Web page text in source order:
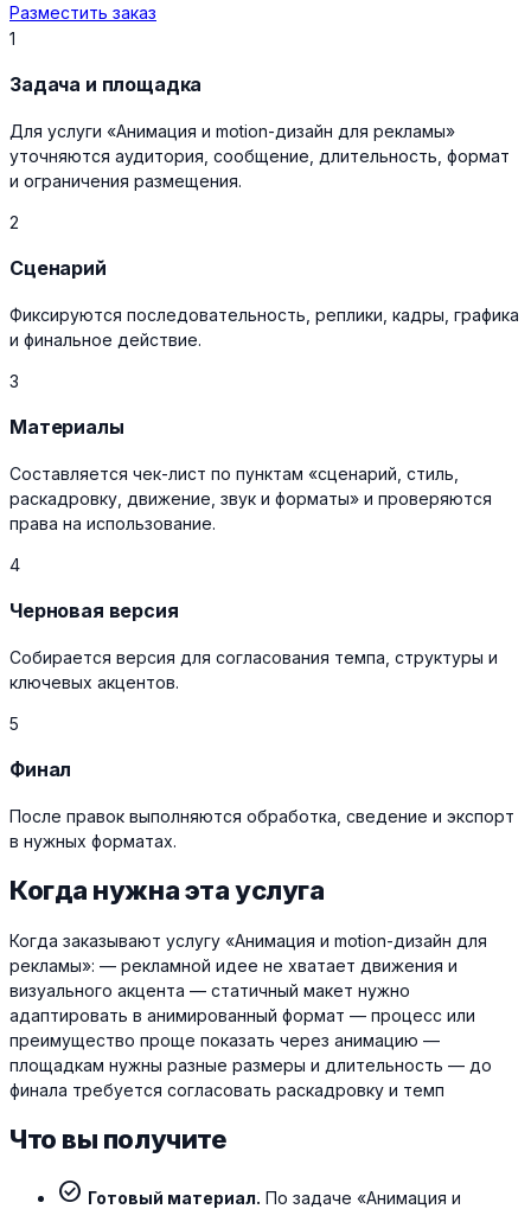
Разместить заказ
1
Задача и площадка
Для услуги «Анимация и motion-дизайн для рекламы»
уточняются аудитория, сообщение, длительность, формат
и ограничения размещения.
2
Сценарий
Фиксируются последовательность, реплики, кадры, графика
и финальное действие.
3
Материалы
Составляется чек-лист по пунктам «сценарий, стиль,
раскадровку, движение, звук и форматы» и проверяются
права на использование.
4
Черновая версия
Собирается версия для согласования темпа, структуры и
ключевых акцентов.
5
Финал
После правок выполняются обработка, сведение и экспорт
в нужных форматах.
Когда нужна эта услуга
Когда заказывают услугу «Анимация и motion-дизайн для
рекламы»: — рекламной идее не хватает движения и
визуального акцента — статичный макет нужно
адаптировать в анимированный формат — процесс или
преимущество проще показать через анимацию —
площадкам нужны разные размеры и длительность — до
финала требуется согласовать раскадровку и темп
Что вы получите
check_circle Готовый материал. По задаче «Анимация и